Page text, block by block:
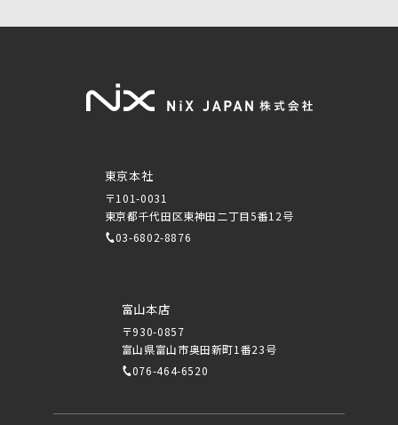
東京本社
〒101-0031
東京都千代田区東神田二丁目5番12号
03-6802-8876
富山本店
〒930-0857
富山県富山市奥田新町1番23号
076-464-6520